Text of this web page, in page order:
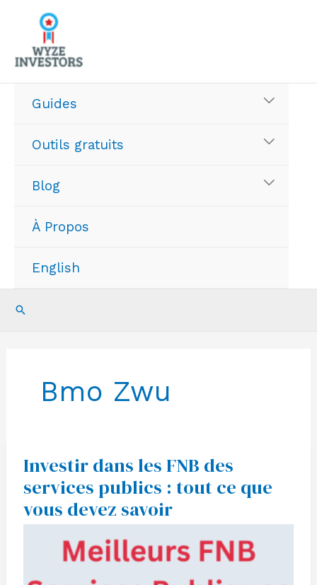
contenu
Guides
Outils gratuits
Blog
À Propos
English
Recherche
Bmo Zwu
Investir dans les FNB des
services publics : tout ce que
vous devez savoir
Investir
dans
les
FNB
des
services
publics
tout
ce